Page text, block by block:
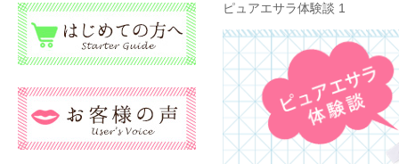
ピュアエサラ体験談 1